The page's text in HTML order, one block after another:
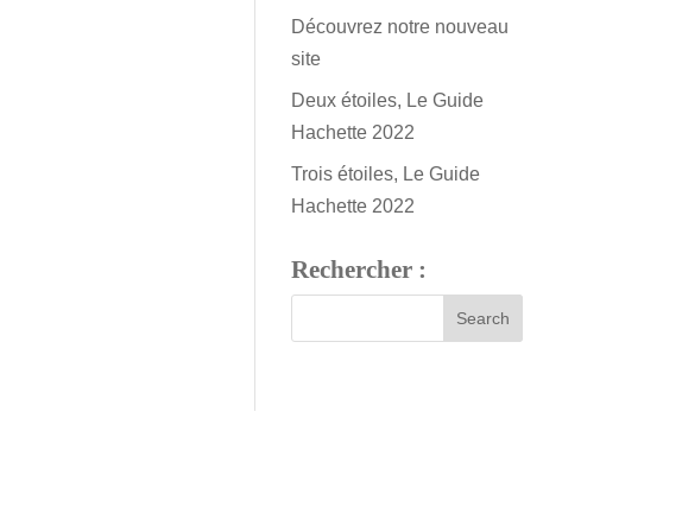
Découvrez notre nouveau
site
Deux étoiles, Le Guide
Hachette 2022
Trois étoiles, Le Guide
Hachette 2022
Rechercher :